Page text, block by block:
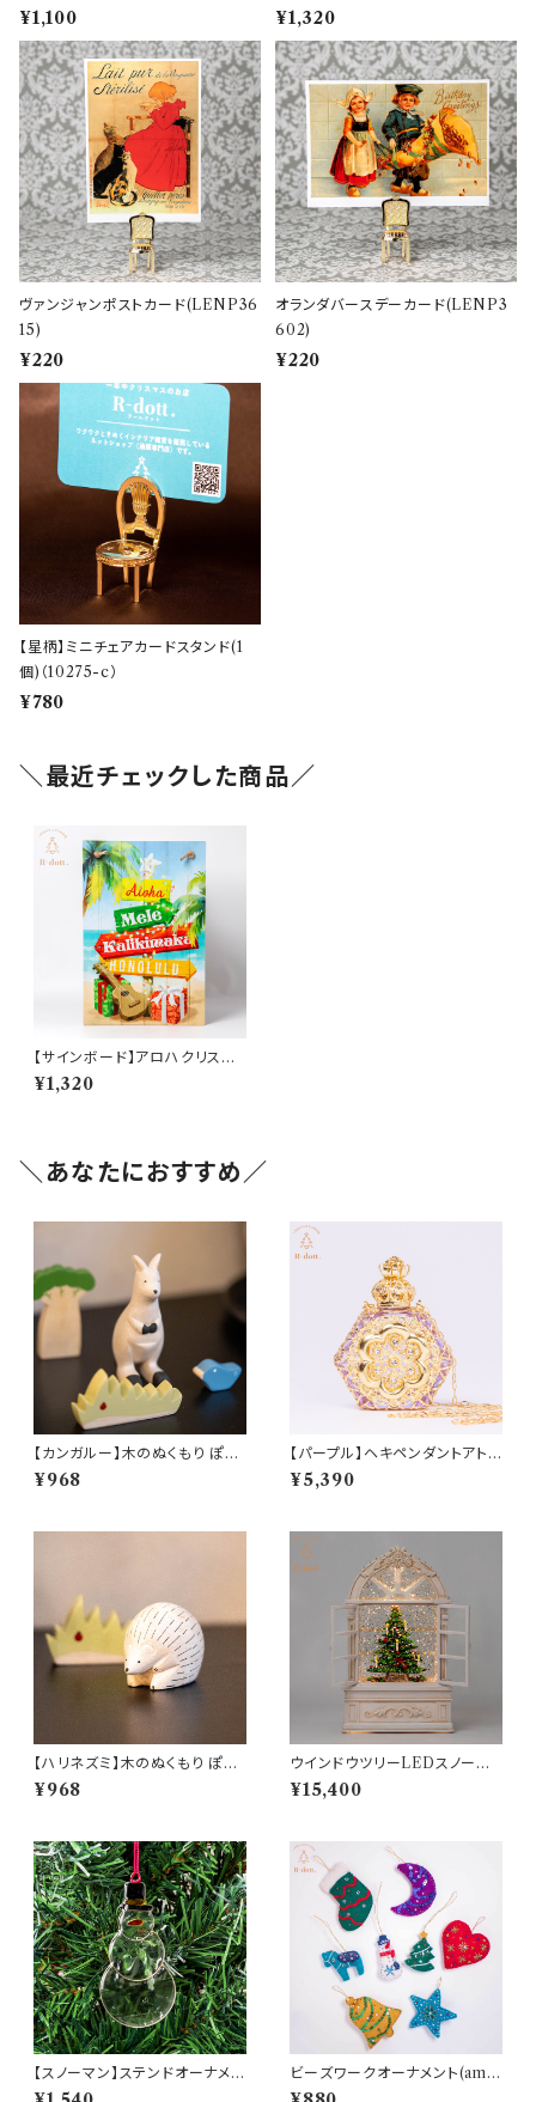
¥1,100 ¥1,320
ヴァンジャンポストカード(LENP36
15)
¥220
オランダバースデーカード(LENP3
602)
¥220
【星柄】ミニチェアカードスタンド(1
個)（10275-c）
¥780
＼最近チェックした商品／
【サインボード】アロハクリスマ
スサインボード(am-42HP331
0-SIGN BOARD)
¥1,320
＼あなたにおすすめ／
【カンガルー】木のぬくもり ぽれ
ぽれ動物
¥968
【パープル】ヘキペンダントアトマ
イザー(am-LECZ4208)
¥5,390
【ハリネズミ】木のぬくもり ぽれ
ぽれ動物
¥968
ウインドウツリーLEDスノード
ーム(hr-10655)
¥15,400
【スノーマン】ステンドオーナメン
ト(am-LBXP3304-SNOWM
ビーズワークオーナメント(am-
LNBP1302)